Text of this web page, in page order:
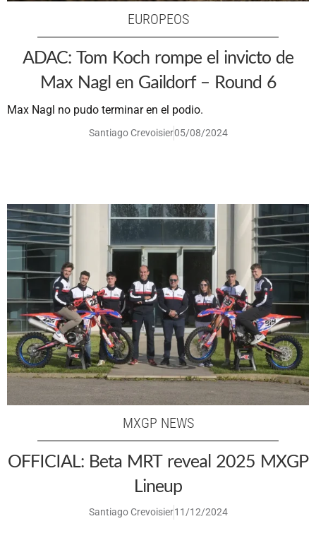
EUROPEOS
ADAC: Tom Koch rompe el invicto de
Max Nagl en Gaildorf – Round 6
Max Nagl no pudo terminar en el podio.
Santiago Crevoisier05/08/2024
MXGP NEWS
OFFICIAL: Beta MRT reveal 2025 MXGP
Lineup
Santiago Crevoisier11/12/2024